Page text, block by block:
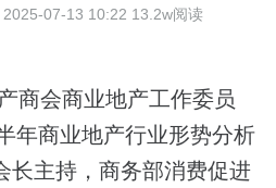
07-13 10:22 13.2w阅读
商会商业地产工作委员
年商业地产行业形势分析
长主持，商务部消费促进